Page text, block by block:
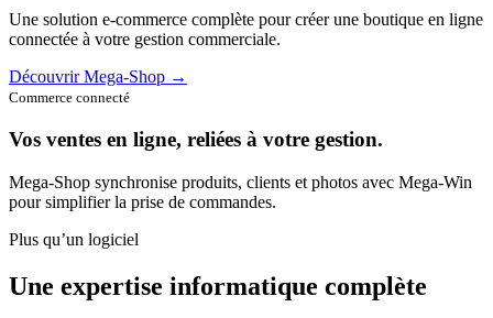
Une solution e-commerce complète pour créer une boutique en ligne
connectée à votre gestion commerciale.
Découvrir Mega-Shop →
Commerce connecté
Vos ventes en ligne, reliées à votre gestion.
Mega-Shop synchronise produits, clients et photos avec Mega-Win
pour simplifier la prise de commandes.
Plus qu’un logiciel
Une expertise informatique complète